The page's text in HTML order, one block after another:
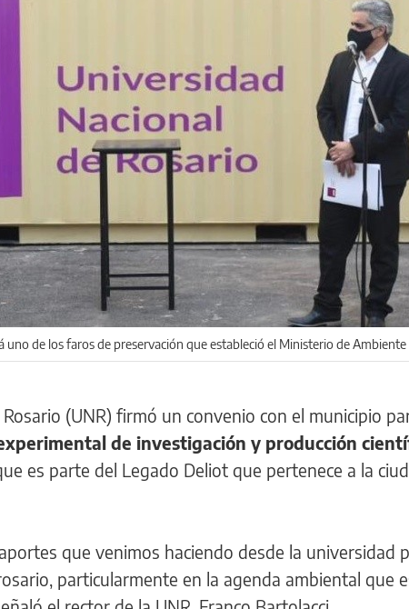
uno de los faros de preservación que estableció el Ministerio de Ambiente
(UNR) firmó un convenio con el municipio
de investigación y producción
que es parte del Legado Deliot que pertenece a la
que venimos haciendo desde la universidad
particularmente en la agenda ambiental que